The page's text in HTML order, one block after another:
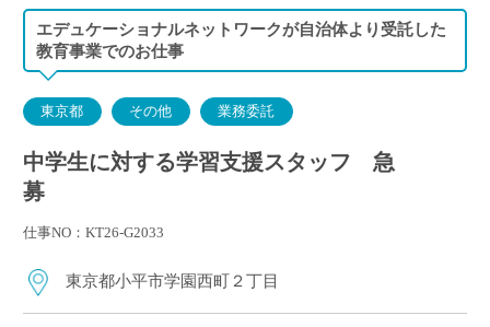
エデュケーショナルネットワークが自治体より受託した
教育事業でのお仕事
東京都 その他 業務委託
中学生に対する学習支援スタッフ 急
募
仕事NO：KT26-G2033
東京都小平市学園西町２丁目